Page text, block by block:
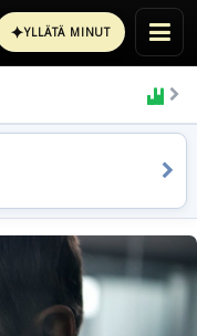
✦YLLÄTÄ MINUT